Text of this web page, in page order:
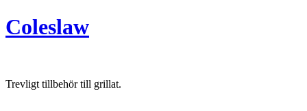
Coleslaw
Trevligt tillbehör till grillat.